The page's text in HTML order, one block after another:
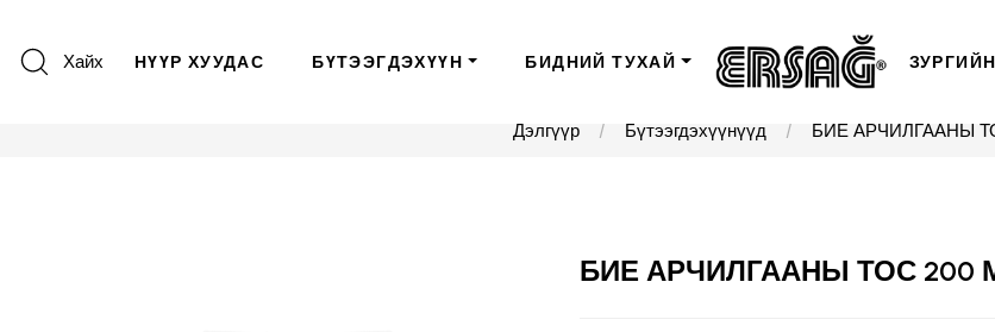
Хайх НҮҮР ХУУДАС БҮТЭЭГДЭХҮҮН БИДНИЙ ТУХАЙ
Дэлгүүр Бүтээгдэхүүнүүд БИЕ АРЧИЛГААНЫ
БИЕ АРЧИЛГААНЫ ТОС 200